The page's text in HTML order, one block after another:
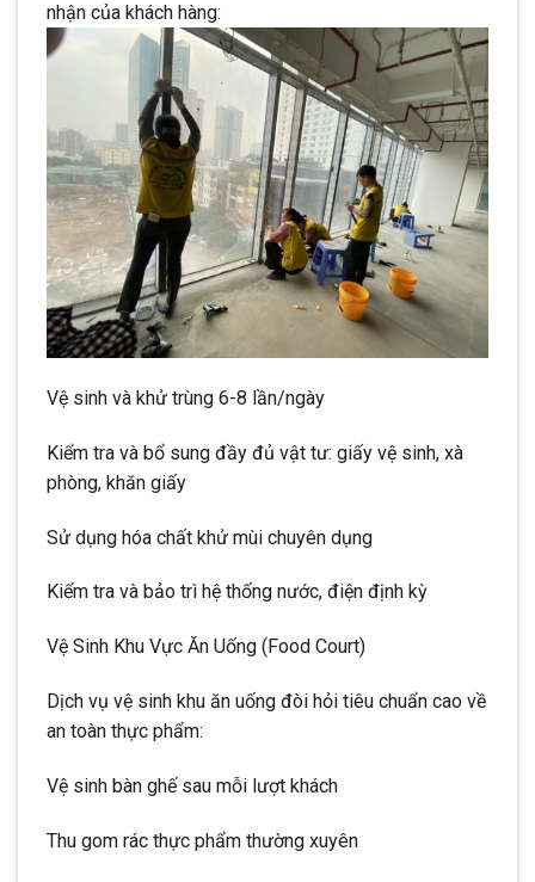
nhận của khách hàng:
Vệ sinh và khử trùng 6-8 lần/ngày
Kiểm tra và bổ sung đầy đủ vật tư: giấy vệ sinh, xà
phòng, khăn giấy
Sử dụng hóa chất khử mùi chuyên dụng
Kiểm tra và bảo trì hệ thống nước, điện định kỳ
Vệ Sinh Khu Vực Ăn Uống (Food Court)
Dịch vụ vệ sinh khu ăn uống đòi hỏi tiêu chuẩn cao về
an toàn thực phẩm:
Vệ sinh bàn ghế sau mỗi lượt khách
Thu gom rác thực phẩm thường xuyên